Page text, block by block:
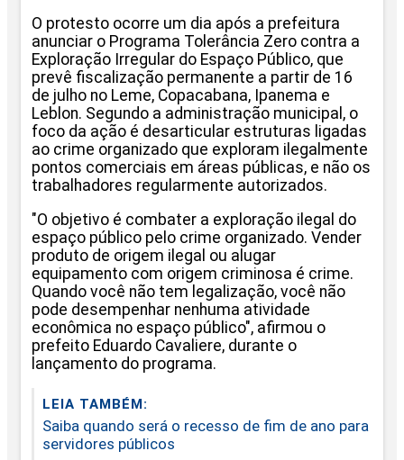
O protesto ocorre um dia após a prefeitura
anunciar o Programa Tolerância Zero contra a
Exploração Irregular do Espaço Público, que
prevê fiscalização permanente a partir de 16
de julho no Leme, Copacabana, Ipanema e
Leblon. Segundo a administração municipal, o
foco da ação é desarticular estruturas ligadas
ao crime organizado que exploram ilegalmente
pontos comerciais em áreas públicas, e não os
trabalhadores regularmente autorizados.
"O objetivo é combater a exploração ilegal do
espaço público pelo crime organizado. Vender
produto de origem ilegal ou alugar
equipamento com origem criminosa é crime.
Quando você não tem legalização, você não
pode desempenhar nenhuma atividade
econômica no espaço público", afirmou o
prefeito Eduardo Cavaliere, durante o
lançamento do programa.
LEIA TAMBÉM:
Saiba quando será o recesso de fim de ano para
servidores públicos